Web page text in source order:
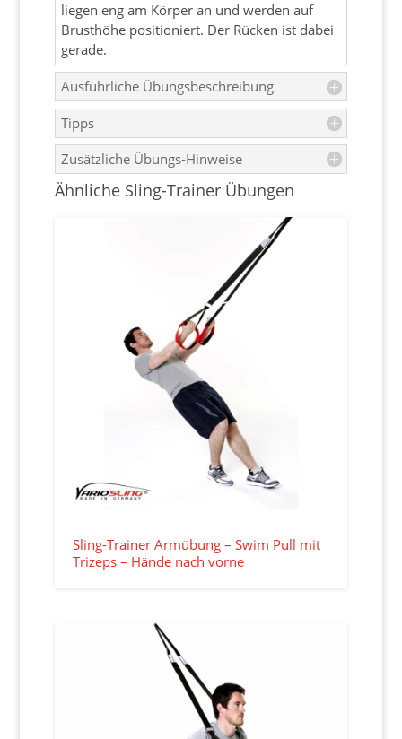
liegen eng am Körper an und werden auf
Brusthöhe positioniert. Der Rücken ist dabei
gerade.
Ausführliche Übungsbeschreibung
Tipps
Zusätzliche Übungs-Hinweise
Ähnliche Sling-Trainer Übungen
Sling-Trainer Armübung – Swim Pull mit
Trizeps – Hände nach vorne